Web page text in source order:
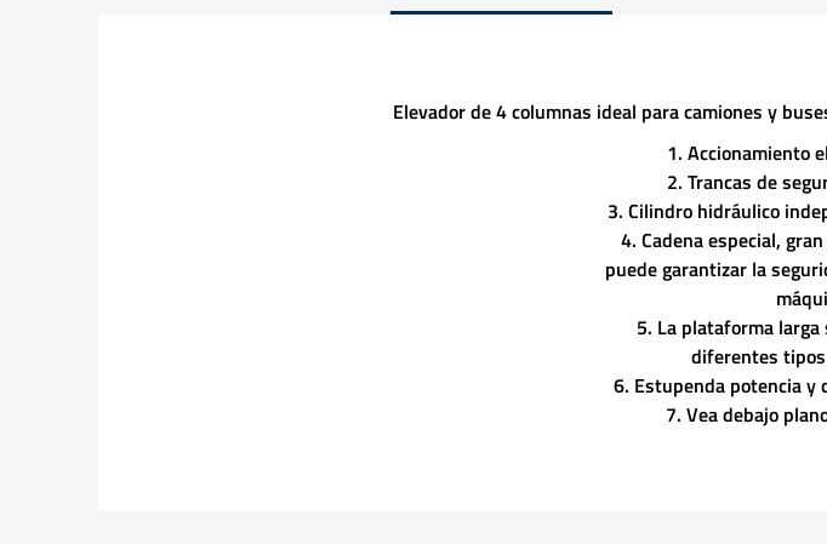
Elevador de 4 columnas ideal para camiones y
1. Accionamiento
2. Trancas de
3. Cilindro hidráulico
4. Cadena especial,
puede garantizar la
5. La plataforma
diferentes
6. Estupenda potencia y
7. Vea debajo